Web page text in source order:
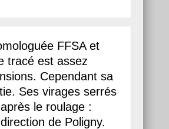
FFSA et
tracé est assez
Cependant sa
Ses virages serrés
le roulage :
de Poligny.